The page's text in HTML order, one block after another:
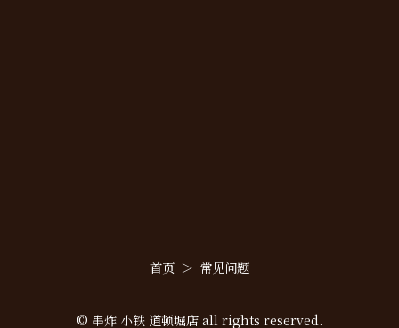
首页 常见问题
© 串炸 小铁 道顿堀店 all rights reserved.